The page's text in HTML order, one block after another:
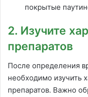
покрытые
2. Изучите
препаратов
После определения
необходимо изучить
препаратов. Важно